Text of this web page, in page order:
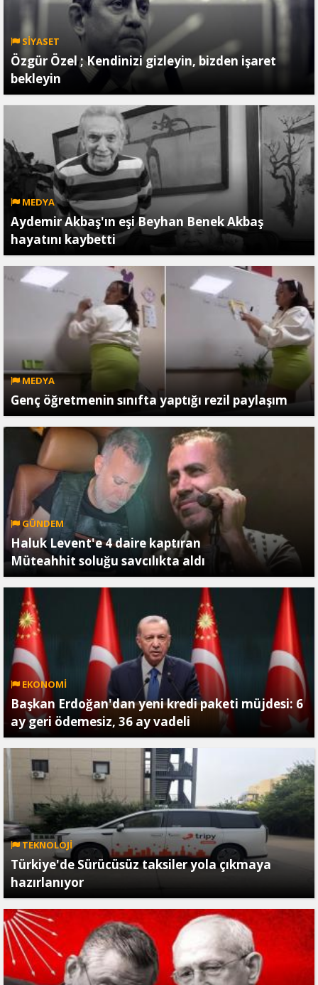
SİYASET
Özgür Özel ; Kendinizi gizleyin, bizden işaret
bekleyin
MEDYA
Aydemir Akbaş'ın eşi Beyhan Benek Akbaş
hayatını kaybetti
MEDYA
Genç öğretmenin sınıfta yaptığı rezil paylaşım
GÜNDEM
Haluk Levent'e 4 daire kaptıran
Müteahhit soluğu savcılıkta aldı
EKONOMİ
Başkan Erdoğan'dan yeni kredi paketi müjdesi: 6
ay geri ödemesiz, 36 ay vadeli
TEKNOLOJİ
Türkiye'de Sürücüsüz taksiler yola çıkmaya
hazırlanıyor